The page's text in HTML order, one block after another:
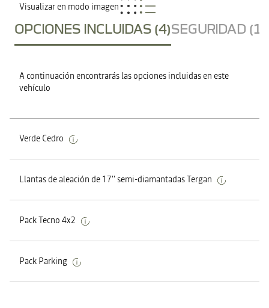
Visualizar en modo imagen
OPCIONES INCLUIDAS (4)SEGURIDAD
A continuación encontrarás las opciones incluidas en este
vehículo
Verde Cedro
Llantas de aleación de 17'' semi-diamantadas Tergan
Pack Tecno 4x2
Pack Parking